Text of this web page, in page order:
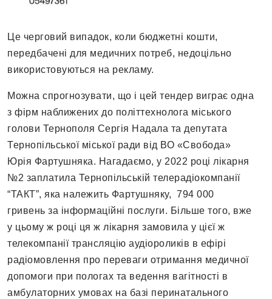
Це черговий випадок, коли бюджетні кошти,
передбачені для медичних потреб, недоцільно
використовуються на рекламу.
Можна спрогнозувати, що і цей тендер виграє одна
з фірм наближених до політтехнолога міського
голови Тернополя Сергія Надала та депутата
Тернопільської міської ради від ВО «Свобода»
Юрія Фартушняка. Нагадаємо, у 2022 році лікарня
№2 заплатила Тернопільській телерадіокомпанії
“ТАКТ”, яка належить Фартушняку, 794 000
гривень за інформаційні послуги. Більше того, вже
у цьому ж році ця ж лікарня замовила у цієї ж
телекомпанії трансляцію аудіороликів в ефірі
радіомовлення про переваги отримання медичної
допомоги при пологах та ведення вагітності в
амбулаторних умовах на базі перинатального